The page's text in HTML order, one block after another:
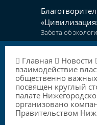
Забота об
Главная Новости
взаимодействие
общественно
посвящен круглый
палате
организовано
Правительством